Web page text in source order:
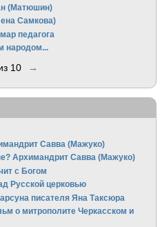
(Матюшин)
Самкова)
педагога
народом...
10 →
Савва (Мажуко)
Архимандрит Савва (Мажуко)
с Богом
Русской церковью
писателя Яна Таксюра
о митрополите Черкасском и